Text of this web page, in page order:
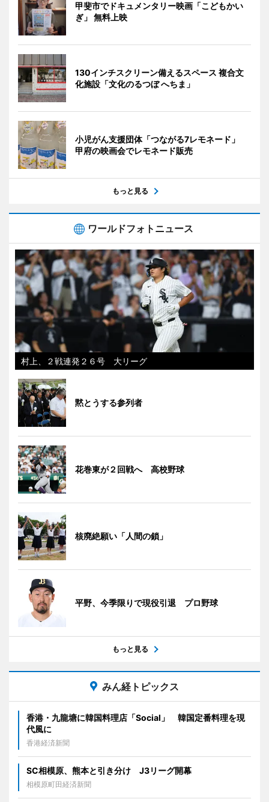
甲斐市でドキュメンタリー映画「こどもかい
ぎ」 無料上映
130インチスクリーン備えるスペース 複合文
化施設「文化のるつぼ へちま」
小児がん支援団体「つながる7レモネード」
甲府の映画会でレモネード販売
もっと見る
ワールドフォトニュース
村上、２戦連発２６号 大リーグ
黙とうする参列者
花巻東が２回戦へ 高校野球
核廃絶願い「人間の鎖」
平野、今季限りで現役引退 プロ野球
もっと見る
みん経トピックス
香港・九龍塘に韓国料理店「Social」 韓国定番料理を現
代風に
香港経済新聞
SC相模原、熊本と引き分け J3リーグ開幕
相模原町田経済新聞